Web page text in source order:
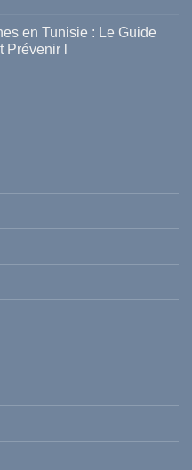
en Tunisie : Le Guide
l